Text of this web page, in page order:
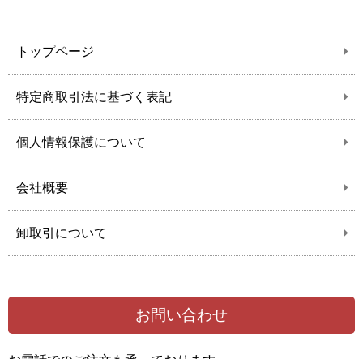
トップページ
特定商取引法に基づく表記
個人情報保護について
会社概要
卸取引について
お問い合わせ